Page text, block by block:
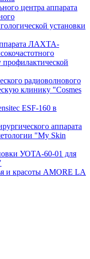
центра аппарата
установки
ЛАХТА-
профилактической
радиоволнового
клинику "Cosmes
ESF-160 в
аппарата
"My Skin
УОТА-60-01 для
и красоты AMORE LA